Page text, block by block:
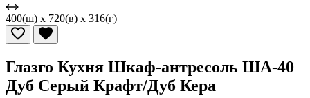
400(ш) x 720(в) x 316(г)
Глазго Кухня Шкаф-антресоль ША-40
Дуб Серый Крафт/Дуб Кера